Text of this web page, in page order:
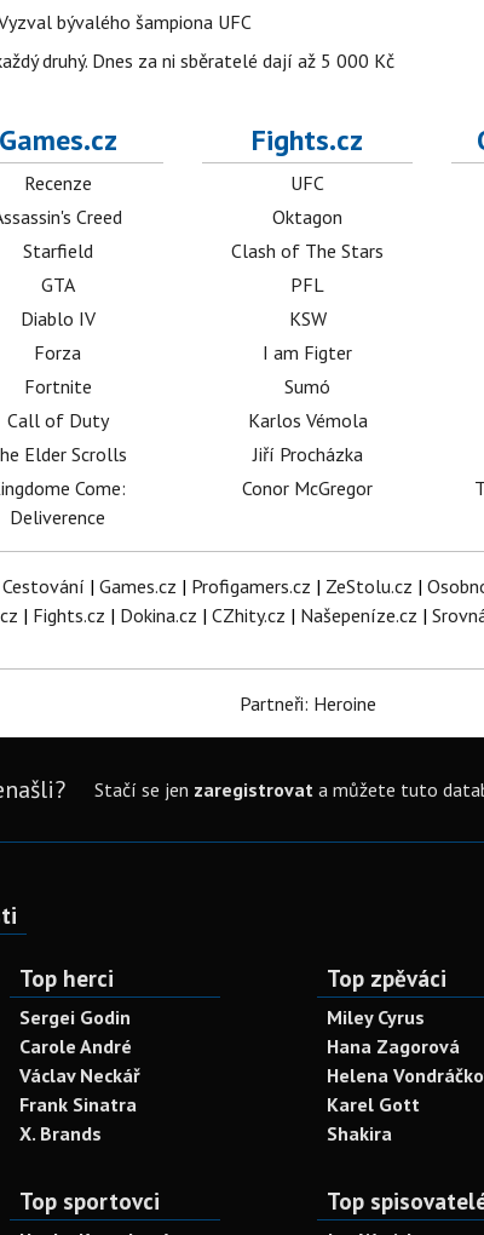
bývalého šampiona UFC
druhý. Dnes za ni sběratelé dají až 5 000 Kč
Games.cz
Recenze
Creed
Starfield
GTA
Diablo IV
Forza
Fortnite
Call of Duty
Elder Scrolls
Come:
Deliverence
Fights.cz
UFC
Oktagon
Clash of The Stars
PFL
KSW
I am Figter
Sumó
Karlos Vémola
Jiří Procházka
Conor McGregor
Cestování | Games.cz | Profigamers.cz | ZeStolu.cz |
| Fights.cz | Dokina.cz | CZhity.cz | Našepeníze.cz |
Partneři: Heroine
Stačí se jen zaregistrovata můžete tuto
Top herci
Sergei Godin
Carole André
Václav Neckář
Frank Sinatra
X. Brands
Top zpěváci
Miley Cyrus
Hana Zagorová
Helena
Karel Gott
Shakira
Top sportovci Top